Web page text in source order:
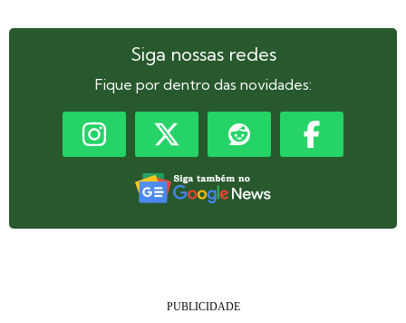
Siga nossas redes
Fique por dentro das novidades: